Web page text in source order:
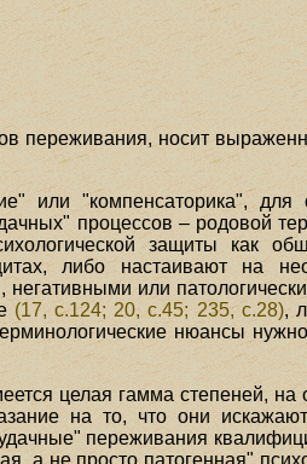
переживания, носит
или "компенсаторика", для
процессов – родовой
защиты как
либо настаивают на
или
(17, с.124; 20, с.45; 235, с.28),
нюансы
целая гамма степеней,
на то, что они
переживания